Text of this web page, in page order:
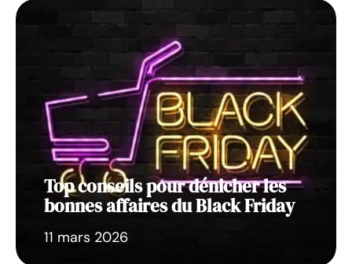
Top conseils pour dénicher les
bonnes affaires du Black Friday
11 mars 2026